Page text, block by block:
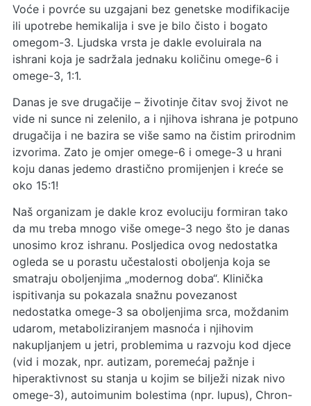
Voće i povrće su uzgajani bez genetske modifikacije
ili upotrebe hemikalija i sve je bilo čisto i bogato
omegom-3. Ljudska vrsta je dakle evoluirala na
ishrani koja je sadržala jednaku količinu omege-6 i
omege-3, 1:1.
Danas je sve drugačije – životinje čitav svoj život ne
vide ni sunce ni zelenilo, a i njihova ishrana je potpuno
drugačija i ne bazira se više samo na čistim prirodnim
izvorima. Zato je omjer omege-6 i omege-3 u hrani
koju danas jedemo drastično promijenjen i kreće se
oko 15:1!
Naš organizam je dakle kroz evoluciju formiran tako
da mu treba mnogo više omege-3 nego što je danas
unosimo kroz ishranu. Posljedica ovog nedostatka
ogleda se u porastu učestalosti oboljenja koja se
smatraju oboljenjima „modernog doba“. Klinička
ispitivanja su pokazala snažnu povezanost
nedostatka omege-3 sa oboljenjima srca, moždanim
udarom, metaboliziranjem masnoća i njihovim
nakupljanjem u jetri, problemima u razvoju kod djece
(vid i mozak, npr. autizam, poremećaj pažnje i
hiperaktivnost su stanja u kojim se bilježi nizak nivo
omege-3), autoimunim bolestima (npr. lupus), Chron-